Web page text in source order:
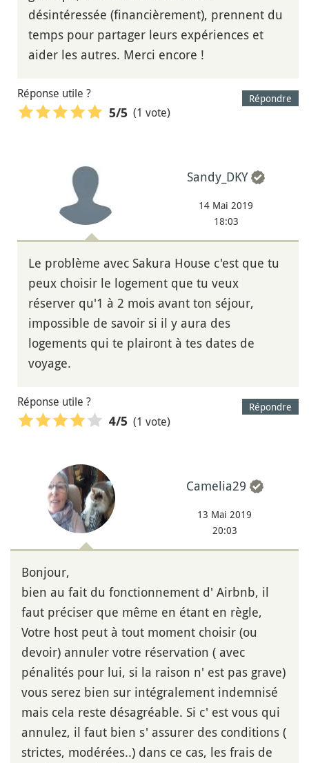
désintéressée (financièrement), prennent du
temps pour partager leurs expériences et
aider les autres. Merci encore !
Répondre
Réponse utile ?
5/5 (1 vote)
Sandy_DKY
14 Mai 2019
18:03
Le problème avec Sakura House c'est que tu
peux choisir le logement que tu veux
réserver qu'1 à 2 mois avant ton séjour,
impossible de savoir si il y aura des
logements qui te plairont à tes dates de
voyage.
Répondre
Réponse utile ?
4/5 (1 vote)
Camelia29
13 Mai 2019
20:03
Bonjour,
bien au fait du fonctionnement d' Airbnb, il
faut préciser que même en étant en règle,
Votre host peut à tout moment choisir (ou
devoir) annuler votre réservation ( avec
pénalités pour lui, si la raison n' est pas grave)
vous serez bien sur intégralement indemnisé
mais cela reste désagréable. Si c' est vous qui
annulez, il faut bien s' assurer des conditions (
strictes, modérées..) dans ce cas, les frais de